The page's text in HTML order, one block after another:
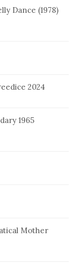
Dance (1978)
2024
1965
Mother